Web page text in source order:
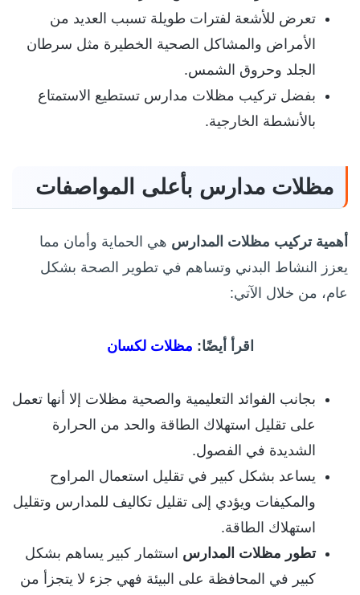
تعرض للأشعة لفترات طويلة تسبب العديد من
الأمراض والمشاكل الصحية الخطيرة مثل سرطان
الجلد وحروق الشمس.
بفضل تركيب مظلات مدارس تستطيع الاستمتاع
بالأنشطة الخارجية.
مظلات مدارس بأعلى المواصفات
أهمية تركيب مظلات المدارس هي الحماية وأمان مما
يعزز النشاط البدني وتساهم في تطوير الصحة بشكل
عام، من خلال الآتي:
اقرأ أيضًا: مظلات لكسان
بجانب الفوائد التعليمية والصحية مظلات إلا أنها تعمل
على تقليل استهلاك الطاقة والحد من الحرارة
الشديدة في الفصول.
يساعد بشكل كبير في تقليل استعمال المراوح
والمكيفات ويؤدي إلى تقليل تكاليف للمدارس وتقليل
استهلاك الطاقة.
تطور مظلات المدارس استثمار كبير يساهم بشكل
كبير في المحافظة على البيئة فهي جزء لا يتجزأ من